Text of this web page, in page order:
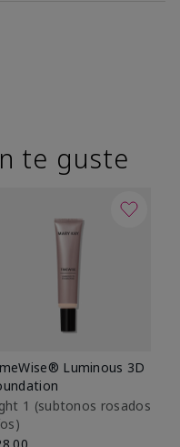
te guste
Luminous 3D
1​ (subtonos rosados